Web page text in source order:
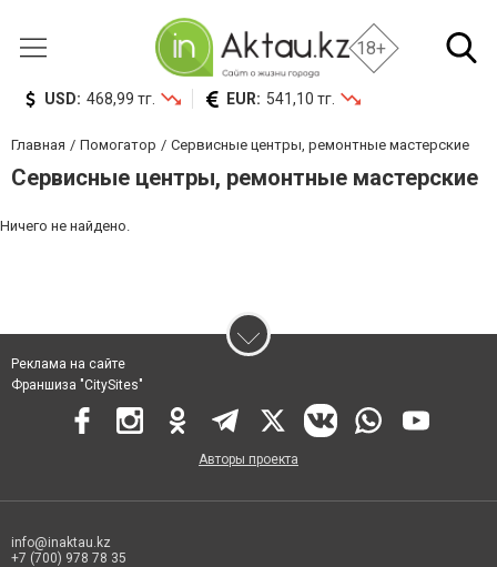
18+
USD: 468,99 тг. EUR: 541,10 тг.
Главная Помогатор Сервисные центры, ремонтные мастерские
Сервисные центры, ремонтные мастерские
Ничего не найдено.
Реклама на сайте
Франшиза "CitySites"
Авторы проекта
info@inaktau.kz
+7 (700) 978 78 35